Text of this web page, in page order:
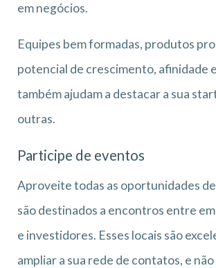
em negócios.
Equipes bem formadas, produtos
potencial de crescimento, afinidade
também ajudam a destacar a sua
outras.
Participe de eventos
Aproveite todas as oportunidades
são destinados a encontros entre
e investidores. Esses locais são
ampliar a sua rede de contatos, e